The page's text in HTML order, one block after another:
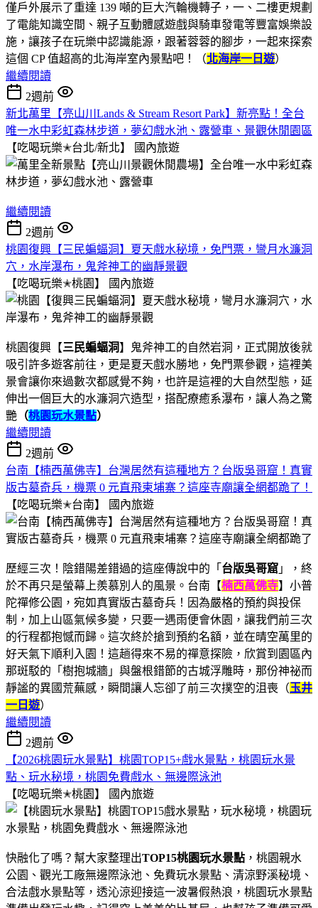
僅戶外展示了重達 139 噸的巨大汽輪機轉子，一、二樓更規劃
了電能知識空間、親子互動體感遊戲與騎車發電等豐富娛樂設
施，讓孩子在玩樂中認識能源，跟著蓉蓉的腳步，一起來探索
這個 CP 值超高的北海岸室內景點吧！（北海岸一日遊）
繼續閱讀
2週前
新北萬里【亮山川Lands & Stream Resort Park】新亮點！全台
唯一水中彩虹森林步道，夢幻戲水池、露營車、景觀休閒園區
【吃喝玩樂✭台北/新北】
國內旅遊
繼續閱讀
2週前
桃園復興【三民蝙蝠洞】夏天戲水秘境，免門票，彎月水濂洞
穴，水岸瀑布，鬼斧神工的幽靜景觀
【吃喝玩樂✭桃園】
國內旅遊
桃園復興【三民蝙蝠洞】鬼斧神工的自然岩洞，正式開放後就
吸引許多遊客前往，更是夏天戲水勝地，免門票參觀，這裡美
景會讓你來過數次都感覺不夠，也許是這裡的大自然型態，延
伸出一個巨大的水濂洞穴造型，搭配療癒系瀑布，讓人為之驚
艷 （桃園玩水景點）
繼續閱讀
2週前
台南【楠西萬佛寺】台灣居然有這種地方？台版吳哥窟！真實
版古墓奇兵，機票 0 元直飛柬埔寨？這座寺廟讓全網都跪了！
【吃喝玩樂✭台南】
國內旅遊
歷經三次！陰錯陽差錯過的這座傳說中的「 台版吳哥窟 」，終
於不再只是螢幕上羨慕別人的風景。台南【楠西萬佛寺】小普
陀禪修公園，宛如真實版古墓奇兵！因為嚴格的預約與投保
制，加上山區氣候多變，只要一遇雨便會休園，讓我們前三次
的行程都抱憾而歸。這次終於搶到預約名額，並在晴空萬里的
好天氣下順利入園！這趟得來不易的禪意探險，欣賞到園區內
那斑駁的「樹抱城牆」與盤根錯節的古城浮雕時，那份神祕而
靜謐的異國荒蕪感，瞬間讓人忘卻了前三次撲空的沮喪（玉井
一日遊）
繼續閱讀
2週前
【2026桃園玩水景點】桃園TOP15+戲水景點，桃園玩水景
點、玩水秘境，桃園免費戲水、無邊際泳池
【吃喝玩樂✭桃園】
國內旅遊
快融化了嗎？幫大家整理出TOP15桃園玩水景點 ，桃園親水
公園、觀光工廠無邊際泳池、免費玩水景點、清涼野溪秘境、
合法戲水景點等，透沁涼迎接這一波暑假熱浪，桃園玩水景點